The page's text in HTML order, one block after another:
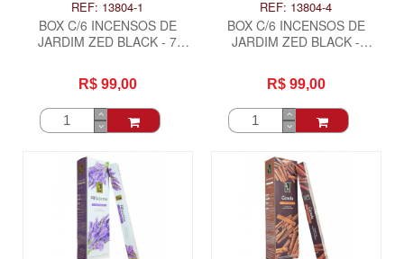
REF: 13804-1
BOX C/6 INCENSOS DE
JARDIM ZED BLACK - 7
HIMALAIA
R$ 99,00
REF: 13804-4
BOX C/6 INCENSOS DE
JARDIM ZED BLACK -
R$ 99,00